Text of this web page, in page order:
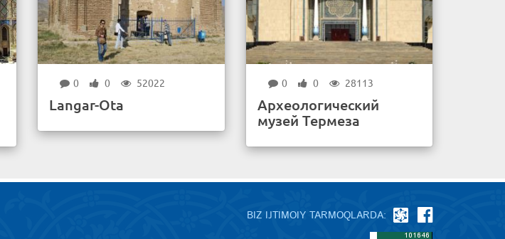
0 0 52022
Langar-Ota
0 0 28113
Археологический
музей Термеза
BIZ IJTIMOIY TARMOQLARDA: